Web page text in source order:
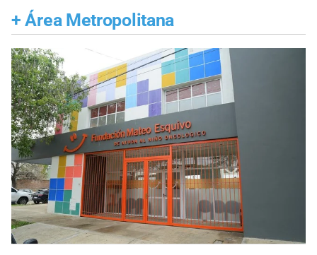
+ Área Metropolitana